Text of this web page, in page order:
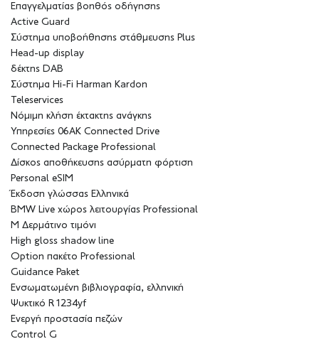
Επαγγελματίας βοηθός οδήγησης
Active Guard
Σύστημα υποβοήθησης στάθμευσης Plus
Head-up display
δέκτης DAB
Σύστημα Hi-Fi Harman Kardon
Teleservices
Νόμιμη κλήση έκτακτης ανάγκης
Υπηρεσίες 06AK Connected Drive
Connected Package Professional
Δίσκος αποθήκευσης ασύρματη φόρτιση
Personal eSIM
Έκδοση γλώσσας Ελληνικά
BMW Live χώρος λειτουργίας Professional
M Δερμάτινο τιμόνι
High gloss shadow line
Option πακέτο Professional
Guidance Paket
Ενσωματωμένη βιβλιογραφία, ελληνική
Ψυκτικό R1234yf
Ενεργή προστασία πεζών
Control G